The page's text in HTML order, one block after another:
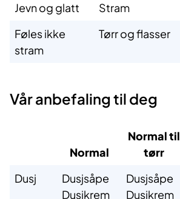
Jevn og glatt
Stram
Føles ikke
stram
Tørr og flasser
Vår anbefaling til deg
Normal
Normal til
tørr
Dusj
Dusjsåpe
Dusjkrem
Dusjsåpe
Dusjkrem